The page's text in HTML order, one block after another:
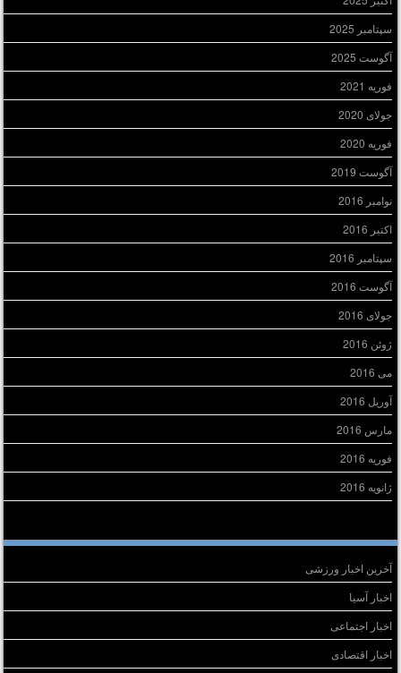
سپتامبر 2025
آگوست 2025
فوریه 2021
جولای 2020
فوریه 2020
آگوست 2019
نوامبر 2016
اکتبر 2016
سپتامبر 2016
آگوست 2016
جولای 2016
ژوئن 2016
می 2016
آوریل 2016
مارس 2016
فوریه 2016
ژانویه 2016
آخرین اخبار ورزشی
اخبار آسیا
اخبار اجتماعی
اخبار اقتصادی